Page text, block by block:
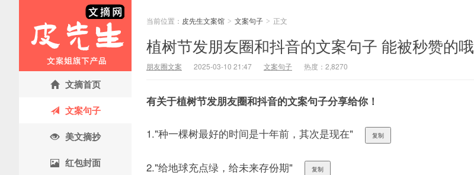
文摘首页
文案句子
美文摘抄
红包封面
当前位置： 皮先生文案馆 > 文案句子 > 正文
植树节发朋友圈和抖音的文案句子 能被秒赞的哦
朋友圈文案 2025-03-10 21:47 文案句子 热度：2,8270
有关于植树节发朋友圈和抖音的文案句子分享给你！
1."种一棵树最好的时间是十年前，其次是现在" 复制
2."给地球充点绿，给未来存份期" 复制